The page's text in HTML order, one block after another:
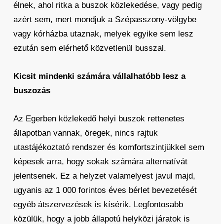
élnek, ahol ritka a buszok közlekedése, vagy pedig
azért sem, mert mondjuk a Szépasszony-völgybe
vagy kórházba utaznak, melyek egyike sem lesz
ezután sem elérhető közvetlenül busszal.
Kicsit mindenki számára vállalhatóbb lesz a
buszozás
Az Egerben közlekedő helyi buszok rettenetes
állapotban vannak, öregek, nincs rajtuk
utastájékoztató rendszer és komfortszintjükkel sem
képesek arra, hogy sokak számára alternatívát
jelentsenek. Ez a helyzet valamelyest javul majd,
ugyanis az 1 000 forintos éves bérlet bevezetését
egyéb átszervezések is kísérik. Legfontosabb
közülük, hogy a jobb állapotú helyközi járatok is